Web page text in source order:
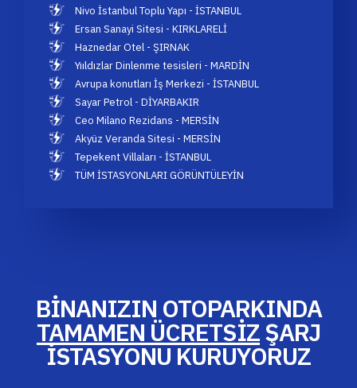
Nivo İstanbul Toplu Yapı - İSTANBUL
Ersan Sanayi Sitesi - KIRKLARELİ
Haznedar Otel - ŞIRNAK
Yııldızlar Dinlenme tesisleri - MARDİN
Avrupa konutları İş Merkezi - İSTANBUL
Sayar Petrol - DİYARBAKIR
Ceo Milano Rezidans - MERSİN
Akyüz Veranda Sitesi - MERSİN
Tepekent Villaları - İSTANBUL
TÜM İSTASYONLARI GÖRÜNTÜLEYİN
BİNANIZIN OTOPARKINDA
TAMAMEN ÜCRETSİZŞARJ
İSTASYONU KURUYORUZ